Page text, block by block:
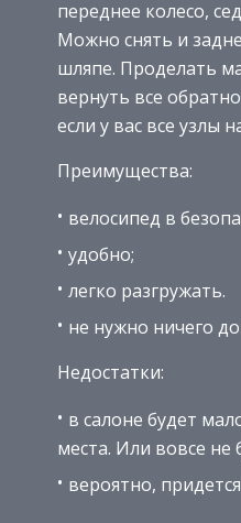
переднее колесо,
Можно снять и
шляпе. Проделать
вернуть все
если у вас все узлы
Преимущества:
велосипед в
удобно;
легко разгружать.
не нужно ничего
Недостатки:
в салоне будет
места. Или вовсе не
вероятно,